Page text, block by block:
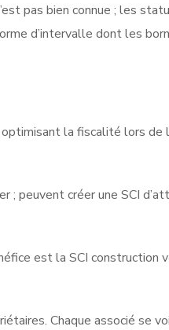
pas bien connue ; les
d’intervalle dont les
la fiscalité lors de
peuvent créer une SCI
est la SCI construction
Chaque associé se